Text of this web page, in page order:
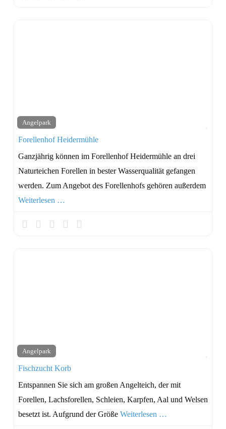
Angelpark
Forellenhof Heidermühle
Ganzjährig können im Forellenhof Heidermühle an drei
Naturteichen Forellen in bester Wasserqualität gefangen
werden. Zum Angebot des Forellenhofs gehören außerdem
Weiterlesen …
Angelpark
Fischzucht Korb
Entspannen Sie sich am großen Angelteich, der mit
Forellen, Lachsforellen, Schleien, Karpfen, Aal und Welsen
besetzt ist. Aufgrund der Größe Weiterlesen …